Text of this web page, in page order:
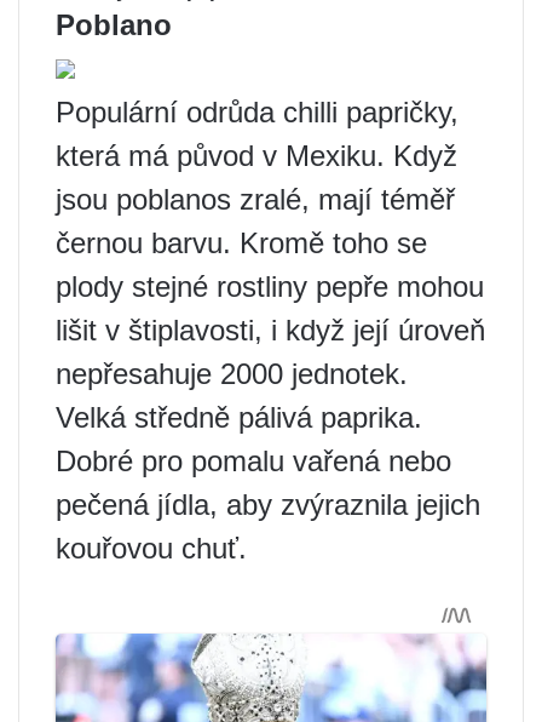
Poblano
Populární odrůda chilli papričky,
která má původ v Mexiku. Když
jsou poblanos zralé, mají téměř
černou barvu. Kromě toho se
plody stejné rostliny pepře mohou
lišit v štiplavosti, i když její úroveň
nepřesahuje 2000 jednotek.
Velká středně pálivá paprika.
Dobré pro pomalu vařená nebo
pečená jídla, aby zvýraznila jejich
kouřovou chuť.